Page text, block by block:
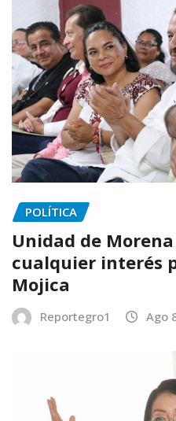
POLÍTICA
Unidad de
cualquier interés
Mojica
Reportegro1 Ago